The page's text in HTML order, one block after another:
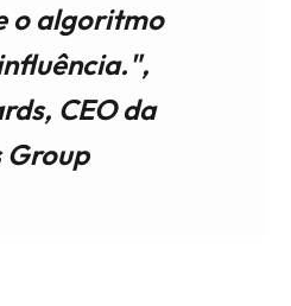
o algoritmo
CEO da
Group